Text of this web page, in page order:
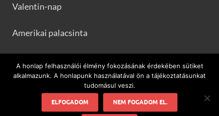
Valentin-nap
Amerikai palacsinta
A honlap felhasználói élmény fokozásának érdekében sütiket
alkalmazunk. A honlapunk használatával ön a tájékoztatásunkat
tudomásul veszi.
ELFOGADOM NEM FOGADOM EL.